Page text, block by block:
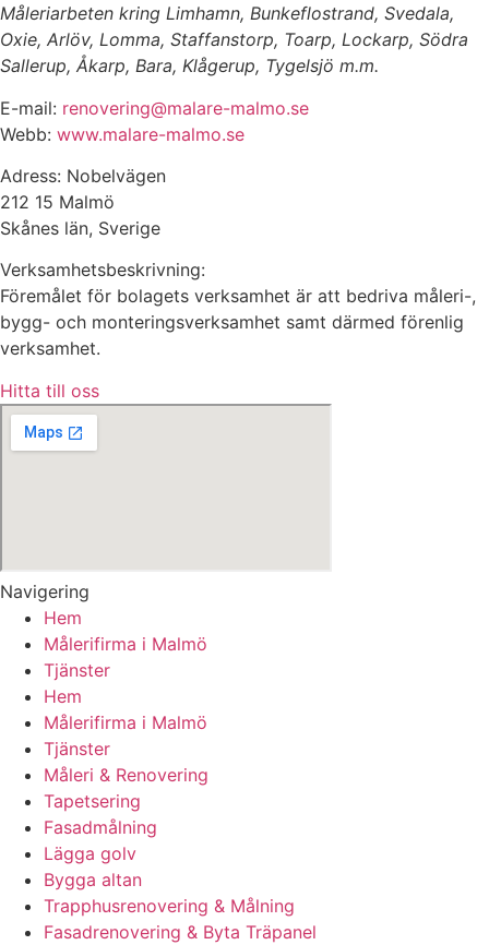
Måleriarbeten kring Limhamn, Bunkeflostrand, Svedala,
Oxie, Arlöv, Lomma, Staffanstorp, Toarp, Lockarp, Södra
Sallerup, Åkarp, Bara, Klågerup, Tygelsjö m.m.
E-mail: renovering@malare-malmo.se
Webb: www.malare-malmo.se
Adress: Nobelvägen
212 15 Malmö
Skånes län, Sverige
Verksamhetsbeskrivning:
Föremålet för bolagets verksamhet är att bedriva måleri-,
bygg- och monteringsverksamhet samt därmed förenlig
verksamhet.
Hitta till oss
Navigering
Hem
Målerifirma i Malmö
Tjänster
Hem
Målerifirma i Malmö
Tjänster
Måleri & Renovering
Tapetsering
Fasadmålning
Lägga golv
Bygga altan
Trapphusrenovering & Målning
Fasadrenovering & Byta Träpanel